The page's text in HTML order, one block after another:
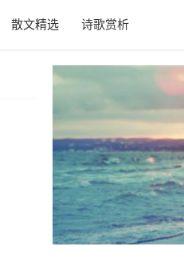
散文精选 诗歌赏析